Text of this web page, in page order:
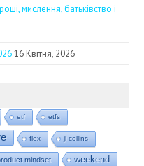
мислення, батьківство і
16 Квітня, 2026
etf etfs
flex jl collins
mindset weekend